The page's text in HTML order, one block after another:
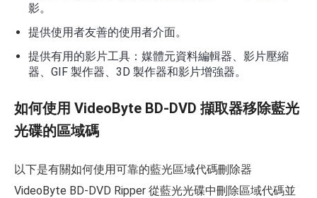
影。
提供使用者友善的使用者介面。
提供有用的影片工具：媒體元資料編輯器、影片壓縮
器、GIF 製作器、3D 製作器和影片增強器。
如何使用 VideoByte BD-DVD 擷取器移除藍光
光碟的區域碼
以下是有關如何使用可靠的藍光區域代碼刪除器
VideoByte BD-DVD Ripper 從藍光光碟中刪除區域代碼並